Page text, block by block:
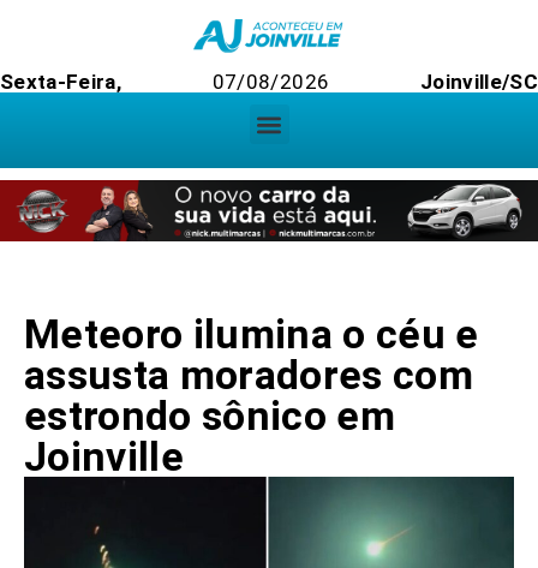
Sexta-Feira, 07/08/2026 Joinville/SC
Meteoro ilumina o céu e
assusta moradores com
estrondo sônico em
Joinville